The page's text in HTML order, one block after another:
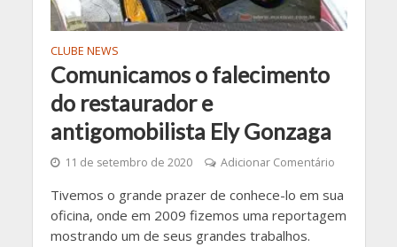
CLUBE NEWS
Comunicamos o falecimento
do restaurador e
antigomobilista Ely Gonzaga
11 de setembro de 2020 Adicionar Comentário
Tivemos o grande prazer de conhece-lo em sua
oficina, onde em 2009 fizemos uma reportagem
mostrando um de seus grandes trabalhos.